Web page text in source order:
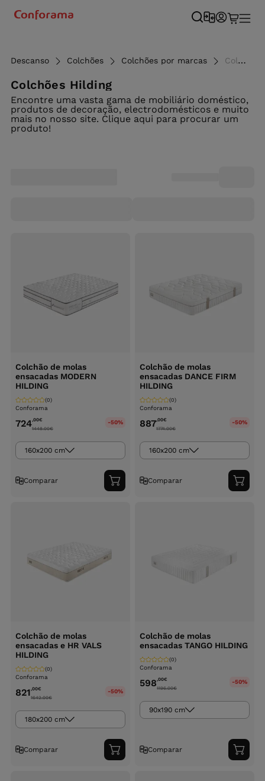
Descanso Colchões Colchões por marcas Colchões Hilding ao melhor preço - Conforama
Colchões Hilding
Encontre uma vasta gama de mobiliário doméstico,
produtos de decoração, electrodomésticos e muito
mais no nosso site. Clique aqui para procurar um
produto!
Colchão de molas
ensacadas MODERN
HILDING
Conforama
(0)
724,00€
1448.00€
-50%
160x200 cm
Comparar
Adicionar
ao
Colchão de molas
ensacadas DANCE FIRM
HILDING
Conforama
(0)
887,00€
1774.00€
-50%
160x200 cm
Comparar
ao
Colchão de molas
ensacadas e HR VALS
HILDING
Conforama
(0)
821,00€
1642.00€
-50%
180x200 cm
Comparar
Adicionar
ao
Colchão de molas
ensacadas TANGO HILDING
Conforama
(0)
598,00€
1196.00€
-50%
90x190 cm
Comparar
ao